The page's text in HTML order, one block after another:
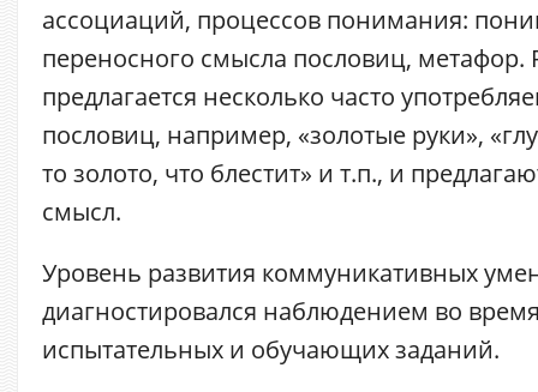
ассоциаций, процессов понимания:
переносного смысла пословиц, метафор.
предлагается несколько часто
пословиц, например, «золотые руки»,
то золото, что блестит» и т.п., и
смысл.
Уровень развития коммуникативных
диагностировался наблюдением во
испытательных и обучающих заданий.